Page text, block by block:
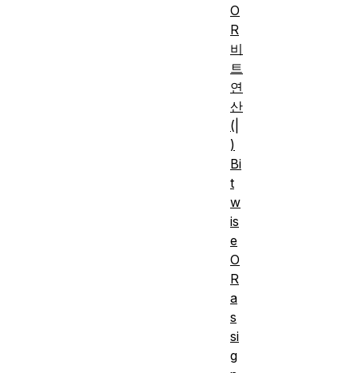
O
R
비
트
연
산
(|
)
Bi
t
w
is
e
O
R
a
s
si
g